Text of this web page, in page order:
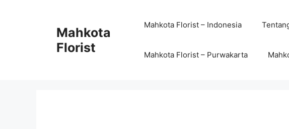
Mahkota
Florist
Mahkota Florist – Indonesia
Mahkota Florist – Purwakarta